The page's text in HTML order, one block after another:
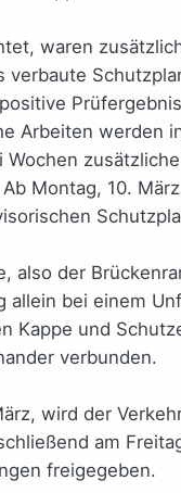
waren
verbaute
Arbeiten werden
Montag, 10.
also der
allein bei einem
Kappe und
verbunden.
wird der
am
freigegeben.